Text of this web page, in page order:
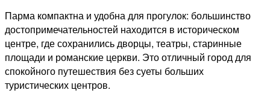
Парма компактна и удобна для прогулок: большинство
достопримечательностей находится в историческом
центре, где сохранились дворцы, театры, старинные
площади и романские церкви. Это отличный город для
спокойного путешествия без суеты больших
туристических центров.